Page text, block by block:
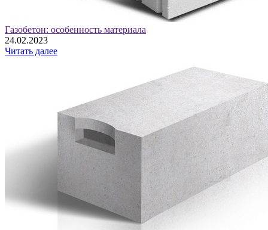
Газобетон: особенность материала
24.02.2023
Читать далее